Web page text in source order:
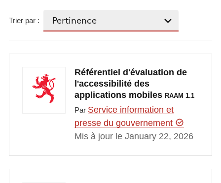
Trier par :
Référentiel d'évaluation de
l'accessibilité des
applications mobiles RAAM 1.1
Par Service information et
presse du gouvernement
Mis à jour le January 22, 2026